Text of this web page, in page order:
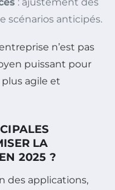
scénarios anticipés.
n’est pas
puissant pour
agile et
LA
2025 ?
des applications,